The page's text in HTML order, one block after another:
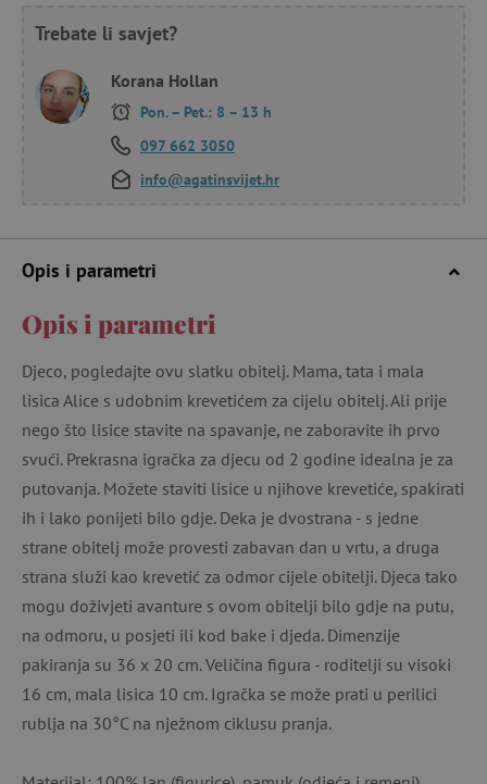
Trebate li savjet?
Korana Hollan
Pon. – Pet.: 8 – 13 h
097 662 3050
info@agatinsvijet.hr
Opis i parametri
Opis i parametri
Djeco, pogledajte ovu slatku obitelj. Mama, tata i mala
lisica Alice s udobnim krevetićem za cijelu obitelj. Ali prije
nego što lisice stavite na spavanje, ne zaboravite ih prvo
svući. Prekrasna igračka za djecu od 2 godine idealna je za
putovanja. Možete staviti lisice u njihove krevetiće, spakirati
ih i lako ponijeti bilo gdje. Deka je dvostrana - s jedne
strane obitelj može provesti zabavan dan u vrtu, a druga
strana služi kao krevetić za odmor cijele obitelji. Djeca tako
mogu doživjeti avanture s ovom obitelji bilo gdje na putu,
na odmoru, u posjeti ili kod bake i djeda. Dimenzije
pakiranja su 36 x 20 cm. Veličina figura - roditelji su visoki
16 cm, mala lisica 10 cm. Igračka se može prati u perilici
rublja na 30°C na nježnom ciklusu pranja.